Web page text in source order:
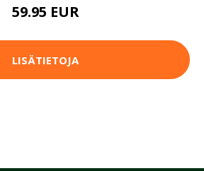
59.95 EUR
LISÄTIETOJA